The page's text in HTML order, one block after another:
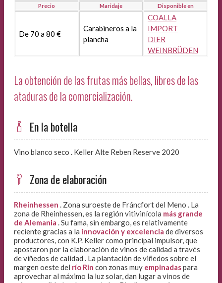
Precio Maridaje Disponible en
De 70 a 80 €
Carabineros a la
plancha
COALLA
IMPORT
DIER
WEINBRÜDEN
La obtención de las frutas más bellas, libres de las
ataduras de la comercialización.
En la botella
Vino blanco seco . Keller Alte Reben Reserve 2020
Zona de elaboración
Rheinhessen . Zona suroeste de Fráncfort del Meno . La
zona de Rheinhessen, es la región vitivinícola más grande
de Alemania . Su fama, sin embargo, es relativamente
reciente gracias a la innovación y excelencia de diversos
productores, con K.P. Keller como principal impulsor, que
apostaron por la elaboración de vinos de calidad a través
de viñedos de calidad . La plantación de viñedos sobre el
margen oeste del río Rin con zonas muy empinadaspara
aprovechar al máximo la luz solar, dan lugar a vinos de